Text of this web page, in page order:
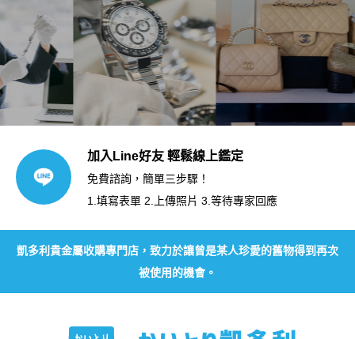
加入Line好友 輕鬆線上鑑定
免費諮詢，簡單三步驟！
1.填寫表單 2.上傳照片 3.等待專家回應
凱多利貴金屬收購專門店，致力於讓曾是某人珍愛的舊物得到再次
被使用的機會。